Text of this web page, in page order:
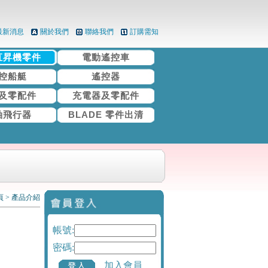
新消息 關於我們 聯絡我們 訂購需知
昇機零件
電動遙控車
船艇
遙控器
零配件
充電器及零配件
飛行器
BLADE 零件出清
> 產品介紹
帳號:
密碼:
加入會員